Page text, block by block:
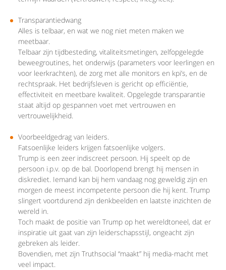
Transparantiedwang
Alles is telbaar, en wat we nog niet meten maken we
meetbaar.
Telbaar zijn tijdbesteding, vitaliteitsmetingen, zelfopgelegde
beweegroutines, het onderwijs (parameters voor leerlingen en
voor leerkrachten), de zorg met alle monitors en kpi’s, en de
rechtspraak. Het bedrijfsleven is gericht op efficiëntie,
effectiviteit en meetbare kwaliteit. Opgelegde transparantie
staat altijd op gespannen voet met vertrouwen en
vertrouwelijkheid.
Voorbeeldgedrag van leiders.
Fatsoenlijke leiders krijgen fatsoenlijke volgers.
Trump is een zeer indiscreet persoon. Hij speelt op de
persoon i.p.v. op de bal. Doorlopend brengt hij mensen in
diskrediet. Iemand kan bij hem vandaag nog geweldig zijn en
morgen de meest incompetente persoon die hij kent. Trump
slingert voortdurend zijn denkbeelden en laatste inzichten de
wereld in.
Toch maakt de positie van Trump op het wereldtoneel, dat er
inspiratie uit gaat van zijn leiderschapsstijl, ongeacht zijn
gebreken als leider.
Bovendien, met zijn Truthsocial “maakt” hij media-macht met
veel impact.